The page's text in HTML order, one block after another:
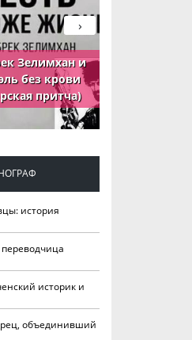
Зелимхан и
без крови
притча)
›
история
историк и
объединивший